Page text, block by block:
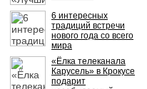
6 интересных
традиций встречи
нового года со всего
мира
«Ёлка телеканала
Карусель» в Крокусе
подарит